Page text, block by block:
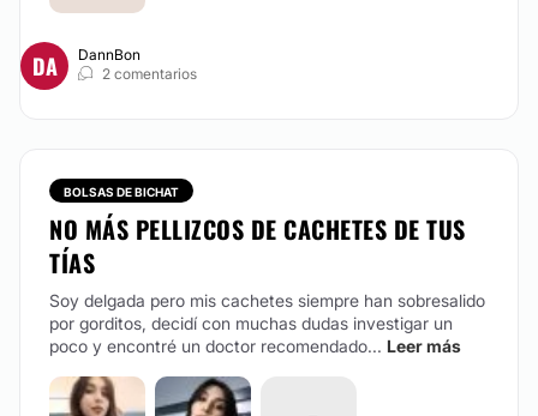
DA
DannBon
2 comentarios
BOLSAS DE BICHAT
NO MÁS PELLIZCOS DE CACHETES DE TUS
TÍAS
Soy delgada pero mis cachetes siempre han sobresalido
por gorditos, decidí con muchas dudas investigar un
poco y encontré un doctor recomendado... Leer más